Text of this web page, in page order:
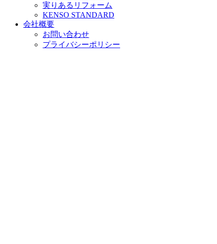
実りあるリフォーム
KENSO STANDARD
会社概要
お問い合わせ
プライバシーポリシー